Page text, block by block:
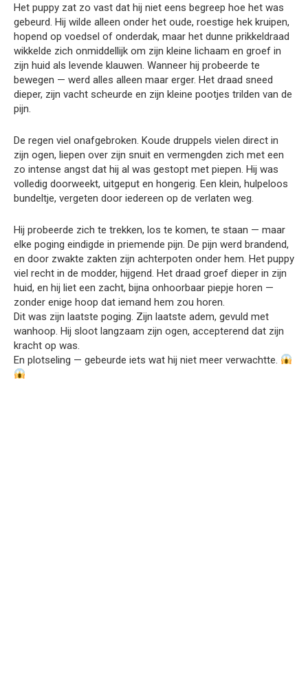
Het puppy zat zo vast dat hij niet eens begreep hoe het was
gebeurd. Hij wilde alleen onder het oude, roestige hek kruipen,
hopend op voedsel of onderdak, maar het dunne prikkeldraad
wikkelde zich onmiddellijk om zijn kleine lichaam en groef in
zijn huid als levende klauwen. Wanneer hij probeerde te
bewegen — werd alles alleen maar erger. Het draad sneed
dieper, zijn vacht scheurde en zijn kleine pootjes trilden van de
pijn.
De regen viel onafgebroken. Koude druppels vielen direct in
zijn ogen, liepen over zijn snuit en vermengden zich met een
zo intense angst dat hij al was gestopt met piepen. Hij was
volledig doorweekt, uitgeput en hongerig. Een klein, hulpeloos
bundeltje, vergeten door iedereen op de verlaten weg.
Hij probeerde zich te trekken, los te komen, te staan — maar
elke poging eindigde in priemende pijn. De pijn werd brandend,
en door zwakte zakten zijn achterpoten onder hem. Het puppy
viel recht in de modder, hijgend. Het draad groef dieper in zijn
huid, en hij liet een zacht, bijna onhoorbaar piepje horen —
zonder enige hoop dat iemand hem zou horen.
Dit was zijn laatste poging. Zijn laatste adem, gevuld met
wanhoop. Hij sloot langzaam zijn ogen, accepterend dat zijn
kracht op was.
En plotseling — gebeurde iets wat hij niet meer verwachtte.